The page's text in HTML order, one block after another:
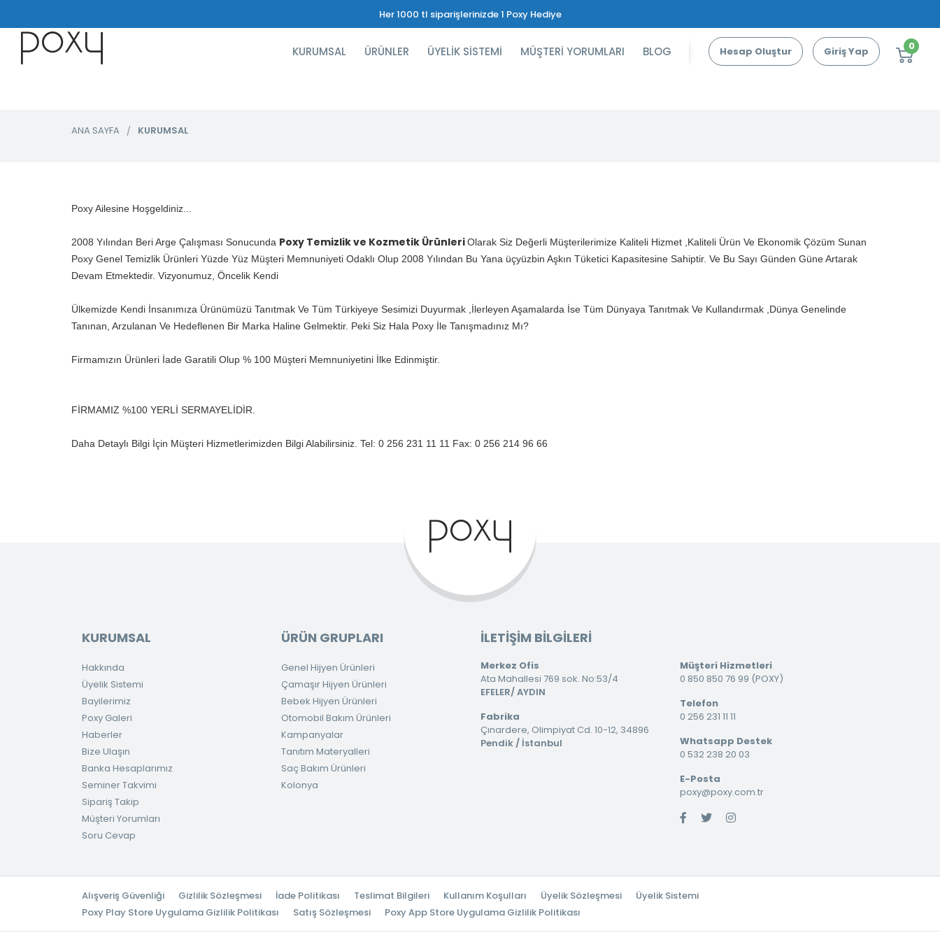
Her 1000 tl siparişlerinizde 1 Poxy Hediye
KURUMSAL ÜRÜNLER ÜYELİK SİSTEMİ MÜŞTERİ YORUMLARI BLOG Hesap Oluştur Giriş Yap 0
ANA SAYFA KURUMSAL
Poxy Ailesine Hoşgeldiniz...
2008 Yılından Beri Arge Çalışması Sonucunda Poxy Temizlik ve Kozmetik ÜrünleriOlarak Siz Değerli Müşterilerimize Kaliteli Hizmet ,Kaliteli Ürün Ve Ekonomik Çözüm Sunan
Poxy Genel Temizlik Ürünleri Yüzde Yüz Müşteri Memnuniyeti Odaklı Olup 2008 Yılından Bu Yana üçyüzbin Aşkın Tüketici Kapasitesine Sahiptir. Ve Bu Sayı Günden Güne Artarak
Devam Etmektedir. Vizyonumuz, Öncelik Kendi
Ülkemizde Kendi İnsanımıza Ürünümüzü Tanıtmak Ve Tüm Türkiyeye Sesimizi Duyurmak ,İlerleyen Aşamalarda İse Tüm Dünyaya Tanıtmak Ve Kullandırmak ,Dünya Genelinde
Tanınan, Arzulanan Ve Hedeflenen Bir Marka Haline Gelmektir. Peki Siz Hala Poxy İle Tanışmadınız Mı?
Firmamızın Ürünleri İade Garatili Olup % 100 Müşteri Memnuniyetini İlke Edinmiştir.
FİRMAMIZ %100 YERLİ SERMAYELİDİR.
Daha Detaylı Bilgi İçin Müşteri Hizmetlerimizden Bilgi Alabilirsiniz. Tel: 0 256 231 11 11 Fax: 0 256 214 96 66
KURUMSAL
Hakkında
Üyelik Sistemi
Bayilerimiz
Poxy Galeri
Haberler
Bize Ulaşın
Banka Hesaplarımız
Seminer Takvimi
Sipariş Takip
Müşteri Yorumları
Soru Cevap
ÜRÜN GRUPLARI
Genel Hijyen Ürünleri
Çamaşır Hijyen Ürünleri
Bebek Hijyen Ürünleri
Otomobil Bakım Ürünleri
Kampanyalar
Tanıtım Materyalleri
Saç Bakım Ürünleri
Kolonya
İLETİŞİM BİLGİLERİ
Merkez Ofis
Ata Mahallesi 769 sok. No:53/4
EFELER/ AYDIN
Fabrika
Çınardere, Olimpiyat Cd. 10-12, 34896
Pendik / İstanbul
Müşteri Hizmetleri
0 850 850 76 99 (POXY)
Telefon
0 256 231 11 11
Whatsapp Destek
0 532 238 20 03
E-Posta
poxy@poxy.com.tr
Alışveriş Güvenliği Gizlilik Sözleşmesi İade Politikası Teslimat Bilgileri Kullanım Koşulları Üyelik Sözleşmesi
Üyelik Sistemi
Poxy Play Store Uygulama Gizlilik Politikası
Satış Sözleşmesi Poxy App Store Uygulama Gizlilik Politikası